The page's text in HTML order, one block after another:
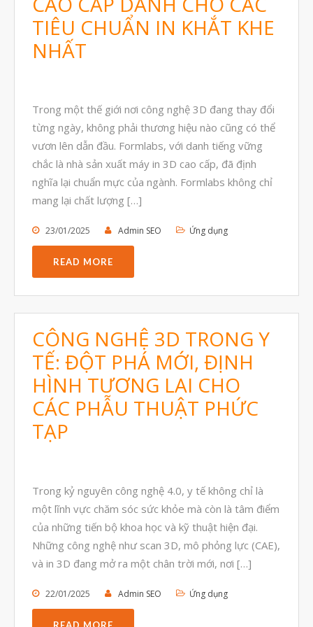
Tháng Một 2025
Tháng Chín 2024
Tháng Sáu 2024
Tháng Năm 2024
Tháng Mười Một 2023
Tháng Mười 2023
Tháng Chín 2023
Tháng Tám 2023
Tháng Bảy 2023
Tháng Ba 2023
Tháng Hai 2023
Tháng Một 2023
Tháng Mười Một 2022
TIÊU CHUẨN IN KHẮT KHE
NHẤT
Trong một thế giới nơi công nghệ 3D đang thay đổi
từng ngày, không phải thương hiệu nào cũng có thể
vươn lên dẫn đầu. Formlabs, với danh tiếng vững
chắc là nhà sản xuất máy in 3D cao cấp, đã định
nghĩa lại chuẩn mực của ngành. Formlabs không chỉ
mang lại chất lượng […]
23/01/2025 Admin SEO Ứng dụng
READ MORE
CÔNG NGHỆ 3D TRONG Y
TẾ: ĐỘT PHÁ MỚI, ĐỊNH
HÌNH TƯƠNG LAI CHO
CÁC PHẪU THUẬT PHỨC
TẠP
Trong kỷ nguyên công nghệ 4.0, y tế không chỉ là
một lĩnh vực chăm sóc sức khỏe mà còn là tâm điểm
của những tiến bộ khoa học và kỹ thuật hiện đại.
Những công nghệ như scan 3D, mô phỏng lực (CAE),
và in 3D đang mở ra một chân trời mới, nơi […]
22/01/2025 Admin SEO Ứng dụng
READ MORE